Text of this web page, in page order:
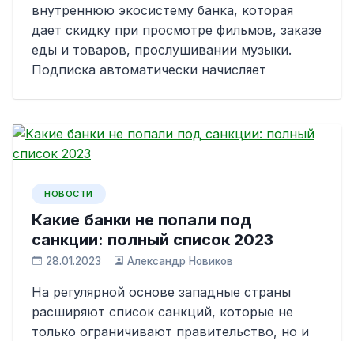
внутреннюю экосистему банка, которая
дает скидку при просмотре фильмов, заказе
еды и товаров, прослушивании музыки.
Подписка автоматически начисляет
НОВОСТИ
Какие банки не попали под
санкции: полный список 2023
28.01.2023 Александр Новиков
На регулярной основе западные страны
расширяют список санкций, которые не
только ограничивают правительство, но и